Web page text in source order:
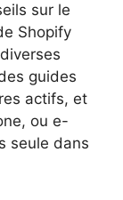
sur le
Shopify
guides
actifs, et
ou e-
seule dans